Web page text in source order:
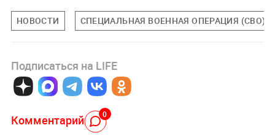
НОВОСТИ СПЕЦИАЛЬНАЯ ВОЕННАЯ ОПЕРАЦИЯ (СВО)
Подписаться на LIFE
Комментарий 0